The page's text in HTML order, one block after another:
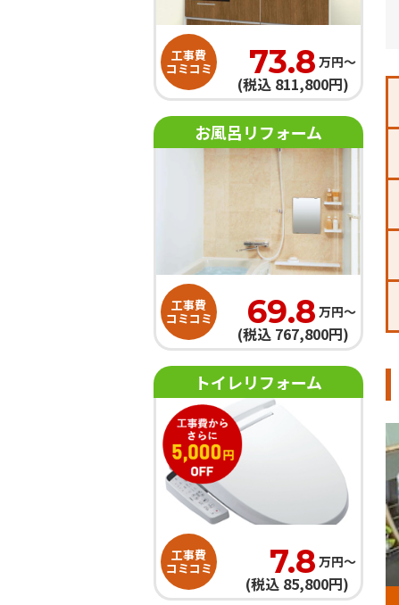
工事費
コミコミ 73.8 万円〜
(税込 811,800円)
お風呂リフォーム
工事費
コミコミ 69.8 万円〜
(税込 767,800円)
トイレリフォーム
工事費
コミコミ 7.8 万円〜
(税込 85,800円)